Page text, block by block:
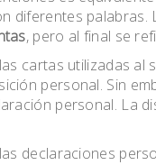
diferentes palabras.
, pero al final se
cartas utilizadas
personal. Sin
personal. La
declaraciones